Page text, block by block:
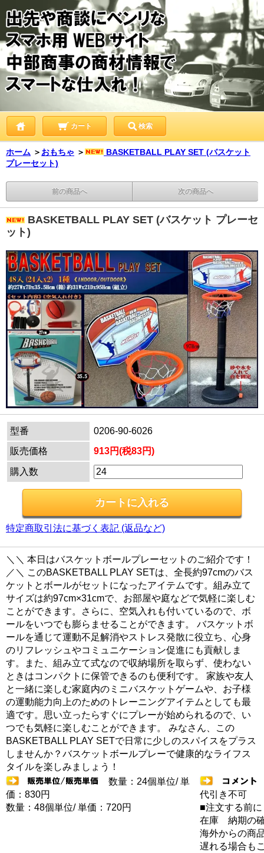
カート 検索
ホーム ＞ おもちゃ ＞
BASKETBALL PLAY SET (バスケット
プレーセット)
前の商品へ 次の商品へ
BASKETBALL PLAY SET (バスケット プレーセ
ット)
型番
0206-90-6026
販売価格
913円(税83円)
購入数
特定商取引法に基づく表記 (返品など)
＼＼ 本日はバスケットボールプレーセットのご紹介です！
／＼ このBASKETBALL PLAY SETは、全長約97cmのバス
ケットとボールがセットになったアイテムです。組み立て
サイズは約97cm×31cmで、お部屋や庭などで気軽に楽しむ
ことができます。さらに、空気入れも付いているので、ボ
ールをいつでも膨らませることができます。 バスケットボ
ールを通じて運動不足解消やストレス発散に役立ち、心身
のリフレッシュやコミュニケーション促進にも貢献しま
す。また、組み立て式なので収納場所を取らず、使わない
ときはコンパクトに保管できるのも便利です。 家族や友人
と一緒に楽しむ家庭内のミニバスケットゲームや、お子様
の運動能力向上のためのトレーニングアイテムとしても最
適です。思い立ったらすぐにプレーが始められるので、い
つでも気軽に楽しむことができます。 みなさん、この
BASKETBALL PLAY SETで日常に少しのスパイスをプラス
しませんか？バスケットボールプレーで健康的なライフス
タイルを楽しみましょう！
数量：24個単位/ 単
価：830円
数量：48個単位/ 単価：720円
代引き不可
■注文する前に
在庫 納期の
海外からの商
遅れる場合も